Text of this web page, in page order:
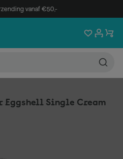
vanaf €50,-
Eggshell Single Cream